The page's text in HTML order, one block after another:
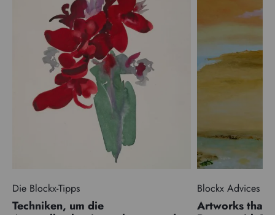
Die Blockx-Tipps
Techniken, um die
Blockx Advices
Artworks that